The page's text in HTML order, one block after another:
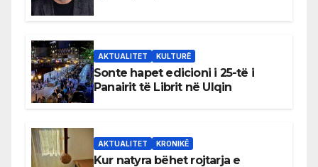
AKTUALITET KULTURË
Sonte hapet edicioni i 25-të i
Panairit të Librit në Ulqin
AKTUALITET KRONIKË
Kur natyra bëhet rojtarja e